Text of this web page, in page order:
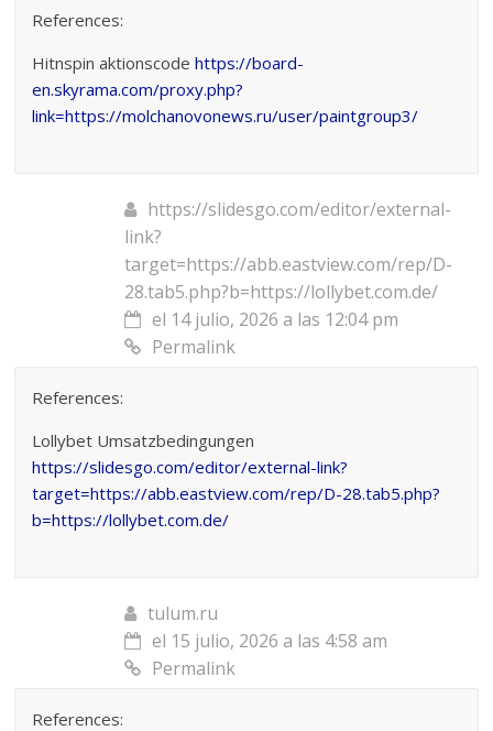
References:
Hitnspin aktionscodehttps://board-
en.skyrama.com/proxy.php?
link=https://molchanovonews.ru/user/paintgroup3/
https://slidesgo.com/editor/external-
link?
target=https://abb.eastview.com/rep/D-
28.tab5.php?b=https://lollybet.com.de/
el 14 julio, 2026 a las 12:04 pm
Permalink
References:
Lollybet Umsatzbedingungen
https://slidesgo.com/editor/external-link?
target=https://abb.eastview.com/rep/D-28.tab5.php?
b=https://lollybet.com.de/
tulum.ru
el 15 julio, 2026 a las 4:58 am
Permalink
References: